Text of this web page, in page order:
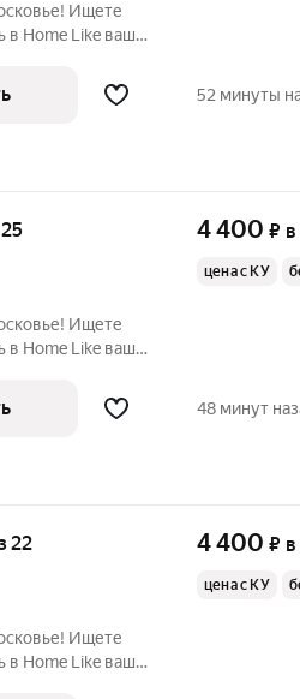
Like ваш
52 минуты
Like ваш
4 400 ₽
цена с КУ
48 минут
22
Like ваш
4 400 ₽
цена с КУ